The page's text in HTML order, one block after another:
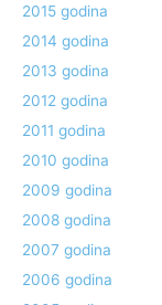
2015 godina
2014 godina
2013 godina
2012 godina
2011 godina
2010 godina
2009 godina
2008 godina
2007 godina
2006 godina